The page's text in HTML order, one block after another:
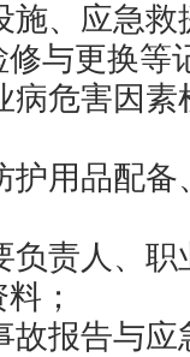
施、应急
与更换等
病危害因
护用品配
负责人、
；
故报告与